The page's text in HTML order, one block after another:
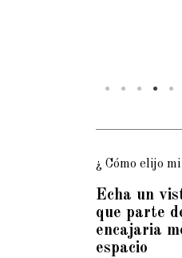
¿ Cómo elijo
Echa un
que parte
encajaria
espacio